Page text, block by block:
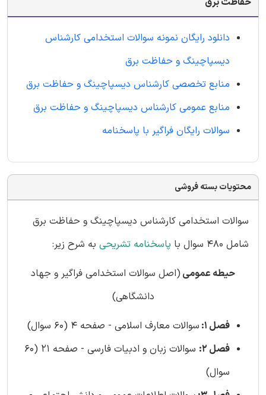
دانلود رایگان نمونه سوالات استخدامی کارشناس
دیسپاچینگ و حفاظت برق
منابع تخصصی کارشناس دیسپاچینگ و حفاظت برق
منابع عمومی کارشناس دیسپاچینگ و حفاظت برق
سوالات رایگان فراگیر با پاسخنامه
محتویات بسته فروشی
سوالات استخدامی کارشناس دیسپاچینگ و حفاظت برق
شامل 480 سوال با
پاسخنامه تشریحی به شرح زیر:
حیطه عمومی(اصل سوالات استخدامی فراگیر و جهاد
دانشگاهی)
فصل 1:
سوالات معارف اسلامی - صفحه 4 (60 سوال)
فصل 2:
سوالات زبان و ادبیات فارسی - صفحه 21 (60
سوال)